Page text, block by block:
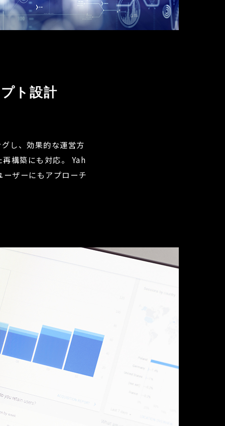
ト設計
し、効果的な運営方
構築にも対応。
Yah
ザーにもアプローチ